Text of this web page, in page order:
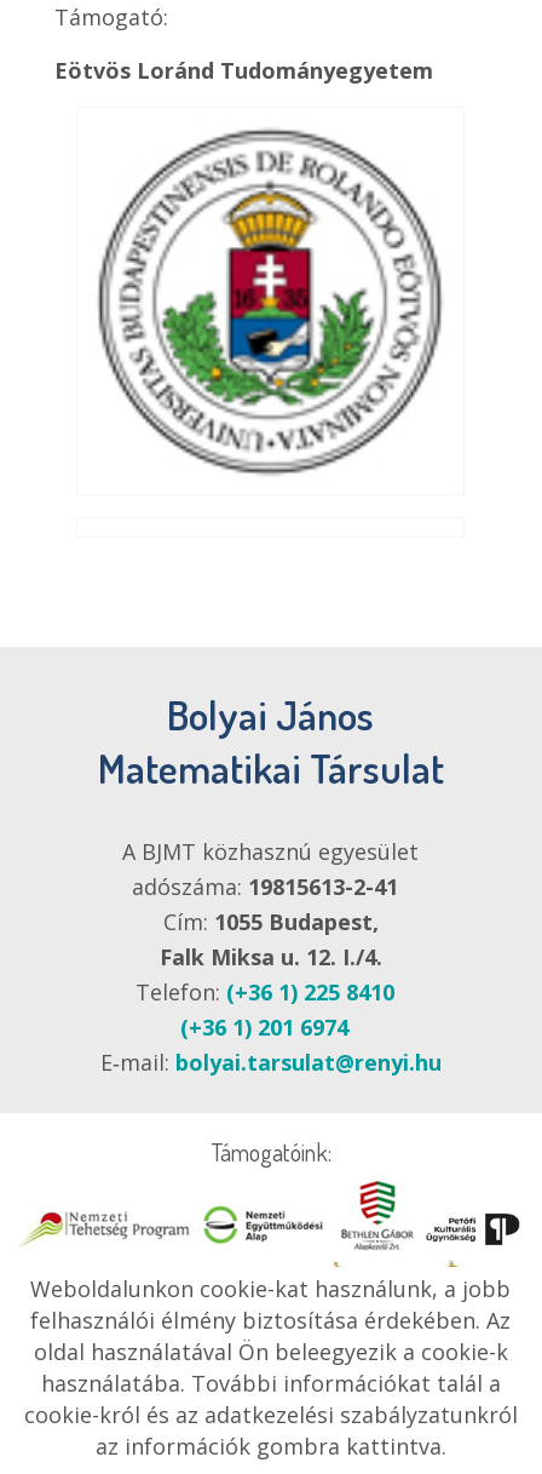
Támogató:
Eötvös Loránd Tudományegyetem
Bolyai János
Matematikai Társulat
A BJMT közhasznú egyesület
adószáma: 19815613-2-41
Cím: 1055 Budapest,
Falk Miksa u. 12. I./4.
Telefon: (+36 1) 225 8410
(+36 1) 201 6974
E‑mail: bolyai.tarsulat@renyi.hu
Támogatóink:
Grafika és kivitelezés: M&G WEB
Weboldalunkon cookie-kat használunk, a jobb
felhasználói élmény biztosítása érdekében. Az
oldal használatával Ön beleegyezik a cookie-k
használatába. További információkat talál a
cookie-król és az adatkezelési szabályzatunkról
az információk gombra kattintva.